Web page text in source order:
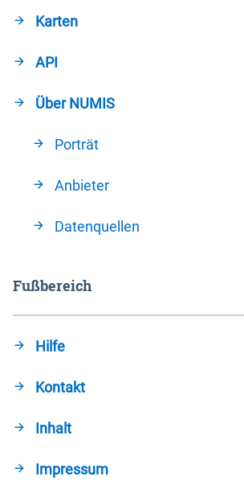
Karten
API
Über NUMIS
Porträt
Anbieter
Datenquellen
Fußbereich
Hilfe
Kontakt
Inhalt
Impressum